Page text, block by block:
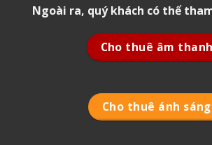
Ngoài ra, quý khách có thể
Cho thuê âm thanh
Cho thuê ánh sáng